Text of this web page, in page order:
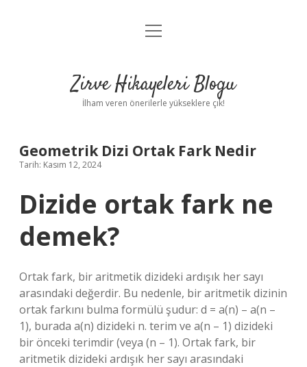
Anasayfa
Yasal Uyarı
menüyü
Zirve Hikayeleri Blogu
İlham veren önerilerle yükseklere çık!
Geometrik Dizi Ortak Fark Nedir
Tarih: Kasım 12, 2024
Dizide ortak fark ne
demek?
Ortak fark, bir aritmetik dizideki ardışık her sayı
arasındaki değerdir. Bu nedenle, bir aritmetik dizinin
ortak farkını bulma formülü şudur: d = a(n) – a(n –
1), burada a(n) dizideki n. terim ve a(n – 1) dizideki
bir önceki terimdir (veya (n – 1). Ortak fark, bir
aritmetik dizideki ardışık her sayı arasındaki